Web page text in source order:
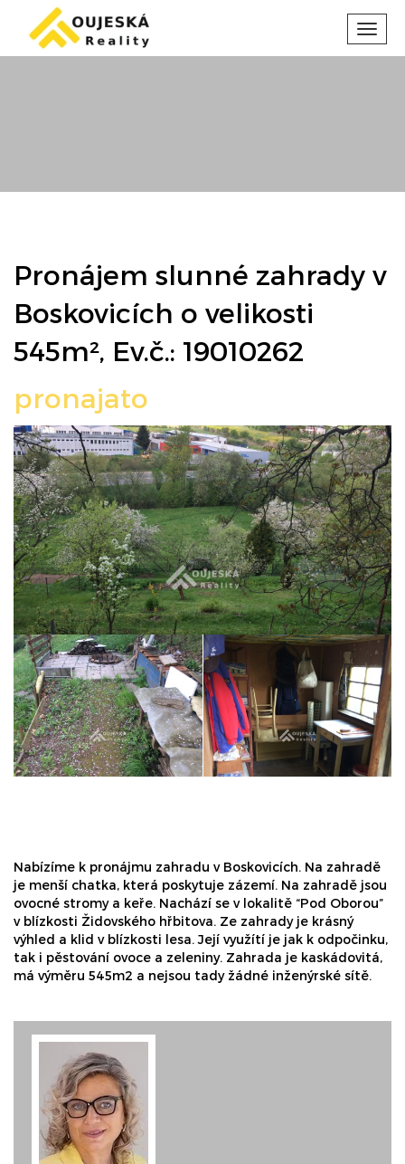
Pronájem slunné zahrady v
Boskovicích o velikosti
545m², Ev.č.: 19010262
pronajato
Nabízíme k pronájmu zahradu v Boskovicích. Na zahradě
je menší chatka, která poskytuje zázemí. Na zahradě jsou
ovocné stromy a keře. Nachází se v lokalitě “Pod Oborou”
v blízkosti Židovského hřbitova. Ze zahrady je krásný
výhled a klid v blízkosti lesa. Její využítí je jak k odpočinku,
tak i pěstování ovoce a zeleniny. Zahrada je kaskádovitá,
má výměru 545m2 a nejsou tady žádné inženýrské sítě.